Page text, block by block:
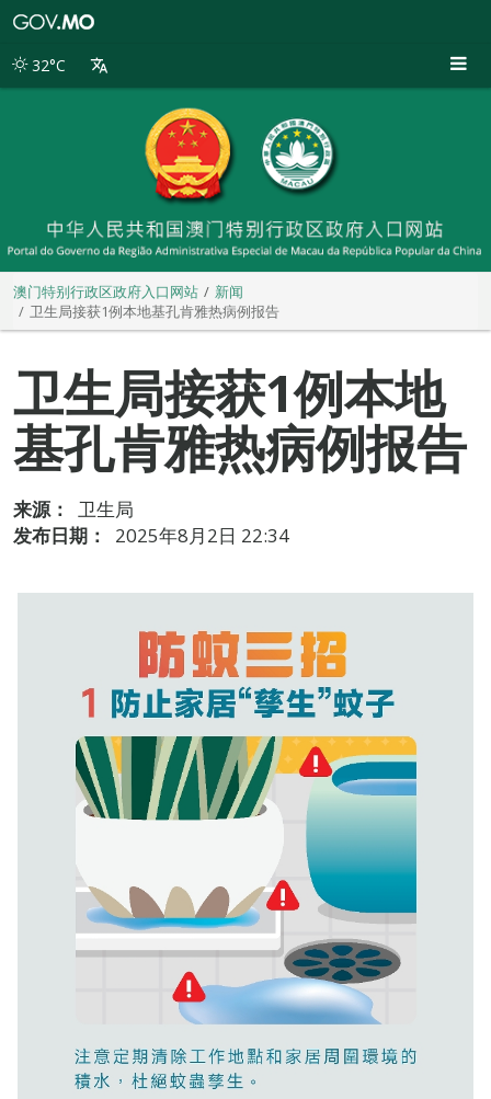
别
32°C
澳门特别行政区政府入口网站
新闻
卫生局接获1例本地基孔肯雅热病例报告
卫生局接获1例本地
基孔肯雅热病例报告
来源：
卫生局
发布日期：
2025年8月2日 22:34